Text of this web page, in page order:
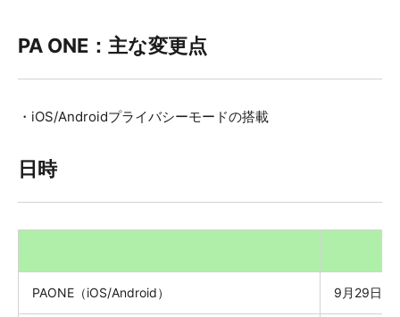
PA ONE：主な変更点
・iOS/Androidプライバシーモードの搭載
日時
PAONE（iOS/Android） 9月29日（